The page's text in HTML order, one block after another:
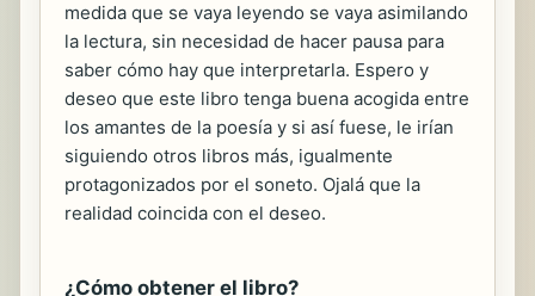
medida que se vaya leyendo se vaya asimilando
la lectura, sin necesidad de hacer pausa para
saber cómo hay que interpretarla. Espero y
deseo que este libro tenga buena acogida entre
los amantes de la poesía y si así fuese, le irían
siguiendo otros libros más, igualmente
protagonizados por el soneto. Ojalá que la
realidad coincida con el deseo.
¿Cómo obtener el libro?